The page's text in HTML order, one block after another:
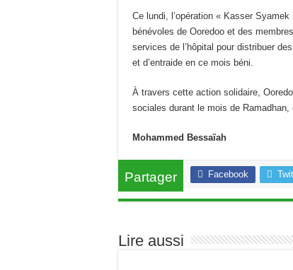
Ce lundi, l’opération « Kasser
bénévoles de Ooredoo et des
services de l’hôpital pour distribuer
et d’entraide en ce mois béni.
À travers cette action solidaire,
sociales durant le mois de Ramadhan,
Mohammed Bessaïah
Partager Facebook
Lire aussi